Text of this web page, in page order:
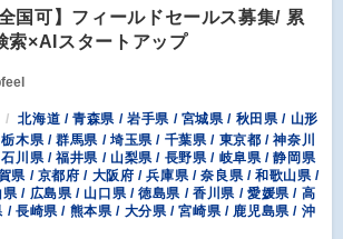
国可】フィールドセールス募集/ 累
索×AIスタートアップ
北海道 / 青森県 / 岩手県 / 宮城県 / 秋田県 / 山形
木県 / 群馬県 / 埼玉県 / 千葉県 / 東京都 / 神奈川
川県 / 福井県 / 山梨県 / 長野県 / 岐阜県 / 静岡県
県 / 京都府 / 大阪府 / 兵庫県 / 奈良県 / 和歌山県 /
/ 広島県 / 山口県 / 徳島県 / 香川県 / 愛媛県 / 高
/ 長崎県 / 熊本県 / 大分県 / 宮崎県 / 鹿児島県 / 沖